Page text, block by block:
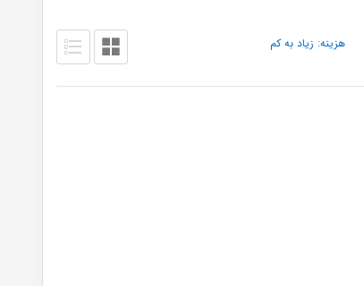
هزینه: زیاد به کم